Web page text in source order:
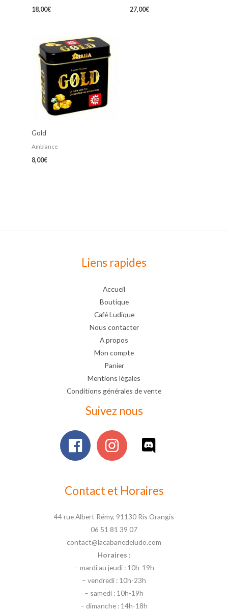
18,00€ 27,00€
Gold
Ambiance
8,00€
Liens rapides
Accueil
Boutique
Café Ludique
Nous contacter
A propos
Mon compte
Panier
Mentions légales
Conditions générales de vente
Suivez nous
Contact et Horaires
44 rue Albert Rémy, 91130 Ris Orangis
06 51 81 39 07
contact@lacabanedeludo.com
Horaires :
– mardi au jeudi : 10h-19h
– vendredi : 10h-23h
– samedi : 10h-19h
– dimanche : 14h-18h